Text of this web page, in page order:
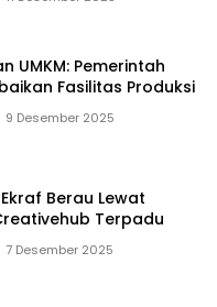
UMKM: Pemerintah
Fasilitas Produksi
9 Desember 2025
Berau Lewat
Terpadu
7 Desember 2025